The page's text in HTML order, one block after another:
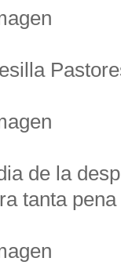
de la
tanta